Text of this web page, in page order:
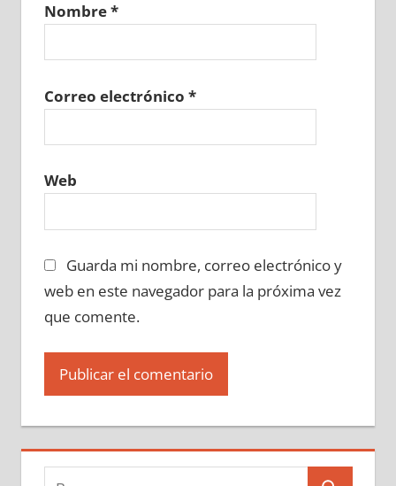
Nombre*
Correo electrónico *
Web
Guarda mi nombre, correo electrónico y
web en este navegador para la próxima vez
que comente.